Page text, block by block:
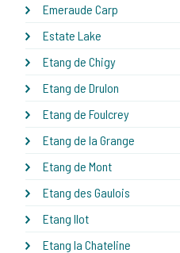
Emeraude Carp
Estate Lake
Etang de Chigy
Etang de Drulon
Etang de Foulcrey
Etang de la Grange
Etang de Mont
Etang des Gaulois
Etang Ilot
Etang la Chateline